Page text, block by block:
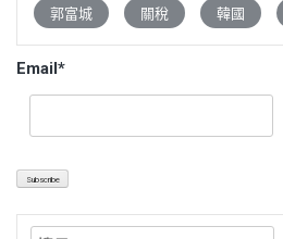
郭富城 關稅 韓國
Email*
搜